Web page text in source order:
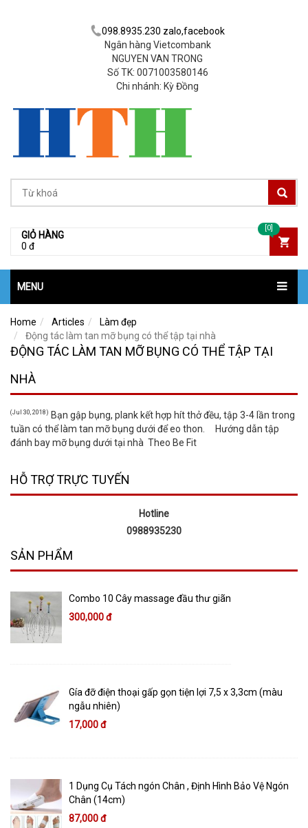
098.8935.230 zalo,facebook
Ngân hàng Vietcombank
NGUYEN VAN TRONG
Số TK: 0071003580146
Chi nhánh: Kỳ Đồng
GIỎ HÀNG
0 đ
[0]
MENU
Home Articles
Làm đẹp
Động tác làm tan mỡ bụng có thể tập tại nhà
ĐỘNG TÁC LÀM TAN MỠ BỤNG CÓ THỂ TẬP TẠI
NHÀ
(Jul 30, 2018) Bạn gập bụng, plank kết hợp hít thở đều, tập 3-4 lần trong
tuần có thể làm tan mỡ bụng dưới để eo thon. Hướng dẫn tập
đánh bay mỡ bụng dưới tại nhà Theo Be Fit
HỖ TRỢ TRỰC TUYẾN
Hotline
0988935230
SẢN PHẨM
Combo 10 Cây massage đầu thư giãn
300,000 đ
Gía đỡ điện thoại gấp gọn tiện lợi 7,5 x 3,3cm (màu
ngẫu nhiên)
17,000 đ
1 Dụng Cụ Tách ngón Chân , Định Hình Bảo Vệ Ngón
Chân (14cm)
87,000 đ